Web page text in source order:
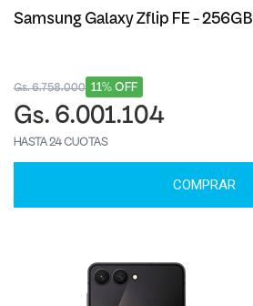
Samsung Galaxy Zflip FE - 256GB
11% OFF
Gs. 6.758.000
Gs. 6.001.104
HASTA 24 CUOTAS
COMPRAR